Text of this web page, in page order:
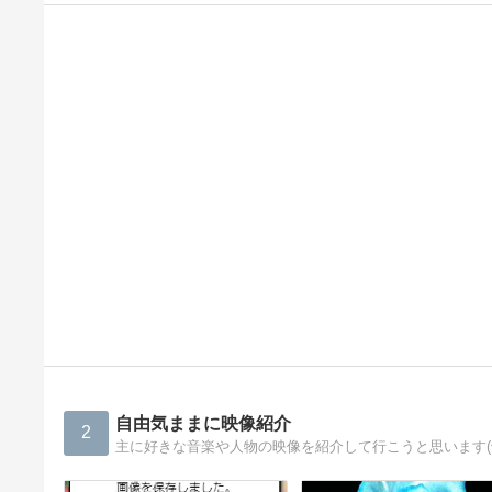
2 自由気ままに映像紹介
主に好きな音楽や人物の映像を紹介して行こうと思います